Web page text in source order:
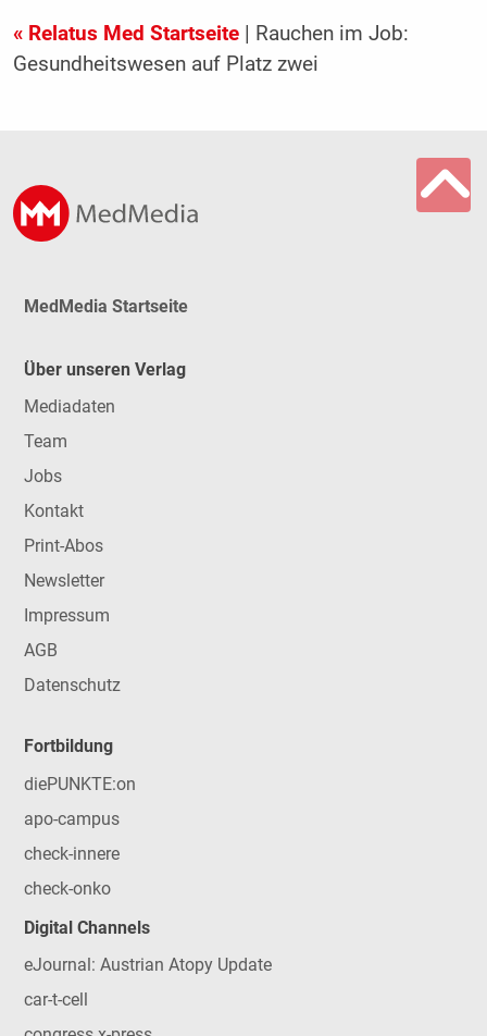
« Relatus Med Startseite| Rauchen im Job:
Gesundheitswesen auf Platz zwei
MedMedia Startseite
Über unseren Verlag
Mediadaten
Team
Jobs
Kontakt
Print-Abos
Newsletter
Impressum
AGB
Datenschutz
Fortbildung
diePUNKTE:on
apo-campus
check-innere
check-onko
Digital Channels
eJournal: Austrian Atopy Update
car-t-cell